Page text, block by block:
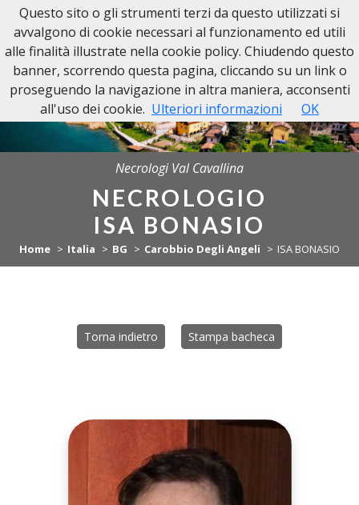
NECROLOGI VAL CAVALLINA
Necrologi Val Cavallina
NECROLOGIO
ISA BONASIO
Home Italia BG Carobbio Degli Angeli ISA BONASIO
Torna indietro Stampa bacheca
Questo sito o gli strumenti terzi da questo utilizzati si
avvalgono di cookie necessari al funzionamento ed utili
alle finalità illustrate nella cookie policy. Chiudendo questo
banner, scorrendo questa pagina, cliccando su un link o
proseguendo la navigazione in altra maniera, acconsenti
all'uso dei cookie. Ulteriori informazioni OK